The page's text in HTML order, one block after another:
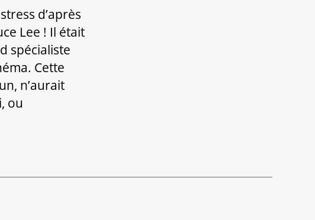
WU
Wei
d’après
Lee ! Il était
spécialiste
Cette
n’aurait
ou